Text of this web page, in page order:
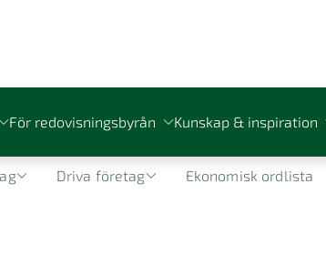
För redovisningsbyrån Kunskap & inspiration
Företagsguide
Driva företag Ekonomisk ordlista